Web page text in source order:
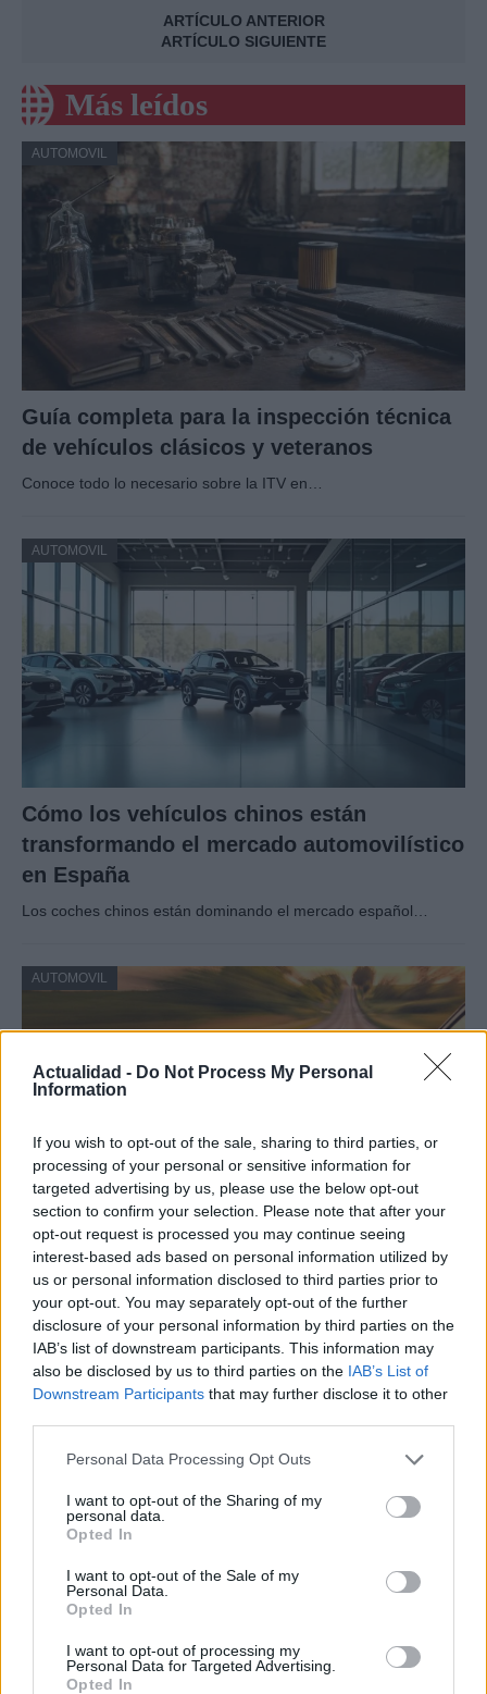
Actualidad - Do Not Process My Personal
Information
If you wish to opt-out of the sale, sharing to third parties, or
processing of your personal or sensitive information for
targeted advertising by us, please use the below opt-out
section to confirm your selection. Please note that after your
opt-out request is processed you may continue seeing
interest-based ads based on personal information utilized by
us or personal information disclosed to third parties prior to
your opt-out. You may separately opt-out of the further
disclosure of your personal information by third parties on the
IAB’s list of downstream participants. This information may
also be disclosed by us to third parties on the IAB’s List of
Downstream Participants that may further disclose it to other
Please note that this website/app uses one or more Google
not limited to your visit or usage behaviour. You may click to
grant or deny consent to Google and its third-party tags to
use your data for below specified purposes in below Google
consent section.
Personal Data Processing Opt Outs
I want to opt-out of the Sharing of my
personal data.
Opted In
I want to opt-out of the Sale of my
Personal Data.
Opted In
I want to opt-out of processing my
Personal Data for Targeted Advertising.
Opted In
ARTÍCULO ANTERIOR
ARTÍCULO SIGUIENTE
Más leídos
AUTOMOVIL
Guía completa para la inspección técnica
de vehículos clásicos y veteranos
Conoce todo lo necesario sobre la ITV en…
AUTOMOVIL
Cómo los vehículos chinos están
transformando el mercado automovilístico
en España
Los coches chinos están dominando el mercado español…
AUTOMOVIL
Compra tu coche de segunda mano en
Heycar
¿Estás pensando en renovar tu coche? Apostar por…
AUTOMOVIL
Los coches más buscados
Con el objetivo de determinar cuáles son…